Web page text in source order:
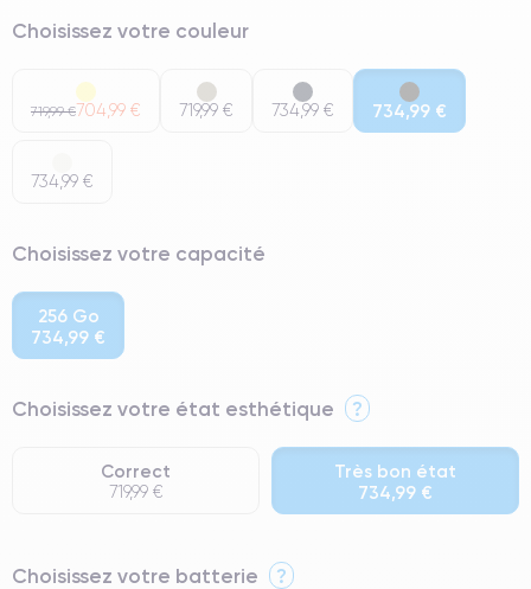
Choisissez votre couleur
719,99 €704,99 € 719,99 € 734,99 € 734,99 €
734,99 €
Choisissez votre capacité
256 Go
734,99 €
Choisissez votre état esthétique ?
Correct
719,99 €
Très bon état
734,99 €
⭐ Premium
Choisissez votre batterie ?